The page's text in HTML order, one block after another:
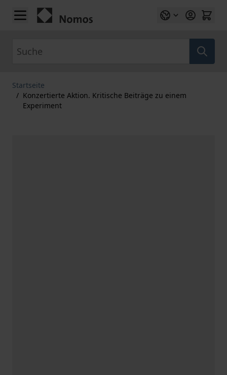
Zum Inhalt springen
Startseite
/ Konzertierte Aktion. Kritische Beiträge zu einem
Experiment